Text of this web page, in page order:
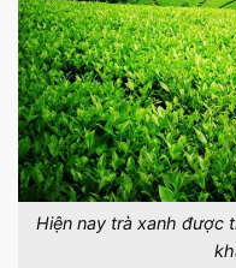
Hiện nay trà xanh được